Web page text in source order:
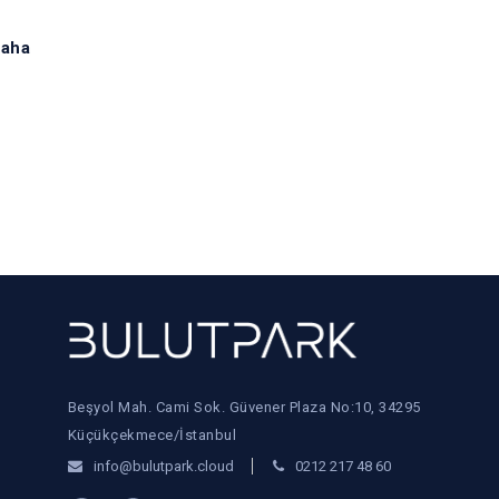
Beşyol Mah. Cami Sok. Güvener Plaza No:10, 34295
Küçükçekmece/İstanbul
info@bulutpark.cloud
0212 217 48 60